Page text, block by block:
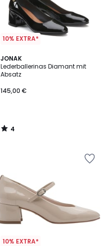
10% EXTRA*
JONAK
Lederballerinas Diamant mit
Absatz
145,00 €
4
/
5
4
/
10% EXTRA*